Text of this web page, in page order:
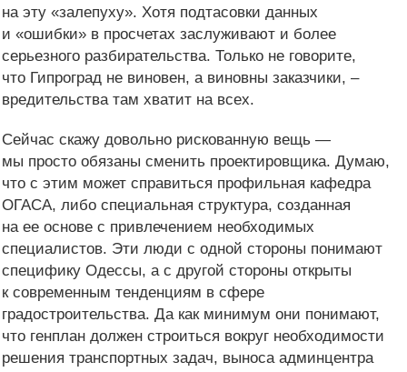
на эту «залепуху». Хотя подтасовки данных
и «ошибки» в просчетах заслуживают и более
серьезного разбирательства. Только не говорите,
что Гипроград не виновен, а виновны заказчики, –
вредительства там хватит на всех.
Сейчас скажу довольно рискованную вещь —
мы просто обязаны сменить проектировщика. Думаю,
что с этим может справиться профильная кафедра
ОГАСА, либо специальная структура, созданная
на ее основе с привлечением необходимых
специалистов. Эти люди с одной стороны понимают
специфику Одессы, а с другой стороны открыты
к современным тенденциям в сфере
градостроительства. Да как минимум они понимают,
что генплан должен строиться вокруг необходимости
решения транспортных задач, выноса админцентра